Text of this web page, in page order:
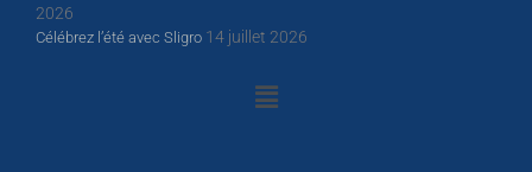
2026
Célébrez l’été avec Sligro 14 juillet 2026